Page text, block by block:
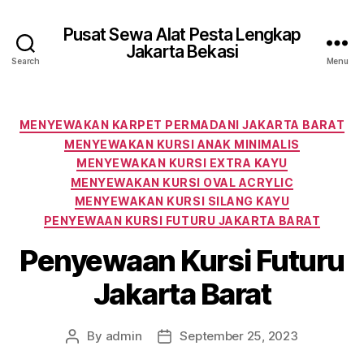
Search
Pusat Sewa Alat Pesta Lengkap
Jakarta Bekasi
Menu
Categories
MENYEWAKAN KARPET PERMADANI JAKARTA BARAT
MENYEWAKAN KURSI ANAK MINIMALIS
MENYEWAKAN KURSI EXTRA KAYU
MENYEWAKAN KURSI OVAL ACRYLIC
MENYEWAKAN KURSI SILANG KAYU
PENYEWAAN KURSI FUTURU JAKARTA BARAT
Penyewaan Kursi Futuru
Jakarta Barat
Post
By admin
PostSeptember 25, 2023